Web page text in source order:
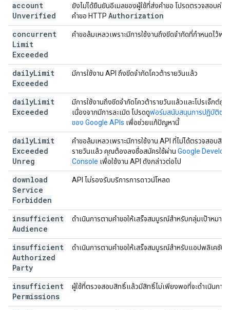
account
Unverified
ยังไม่ได้ยืนยันอีเมลของผู้ใช้ที่ส่งคำขอ โปรดตรวจสอบค่า
คำขอ HTTP Authorization
concurrent
Limit
Exceeded
คำขอล้มเหลวเพราะมีการใช้งานถึงขีดจำกัดที่กำหนดไว้พ
dailyLimit
Exceeded
มีการใช้งาน API ถึงขีดจำกัดโควต้ารายวันแล้ว
dailyLimit
Exceeded
มีการใช้งานถึงขีดจำกัดโควต้ารายวันแล้วและโปรเจ็กต์ถู
เนื่องจากมีการละเมิด โปรดดูฟอร์มสนับสนุนการปฏิบัติตา
ของ Google APIs เพื่อช่วยแก้ปัญหานี้
dailyLimit
Exceeded
Unreg
คำขอล้มเหลวเพราะมีการใช้งาน API ที่ไม่ได้ตรวจสอบสิท
รายวันแล้ว คุณต้องลงชื่อสมัครใช้ผ่าน Google
Console เพื่อใช้งาน API ดังกล่าวต่อไป
download
Service
Forbidden
API ไม่รองรับบริการการดาวน์โหลด
insufficient
Audience
ดำเนินการตามคำขอให้เสร็จสมบูรณ์สำหรับกลุ่มเป้าหมายนี้
insufficient
Authorized
Party
ดำเนินการตามคำขอให้เสร็จสมบูรณ์สำหรับแอปพลิเคชันไ
insufficient
Permissions
ผู้ใช้ที่ตรวจสอบสิทธิ์แล้วมีสิทธิ์ไม่เพียงพอที่จะดำเนินการ